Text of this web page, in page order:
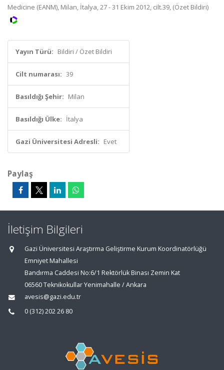
Medicine (EANM), Milan, İtalya, 27 - 31 Ekim 2012, cilt.39, (Özet Bildiri)
Yayın Türü: Bildiri / Özet Bildiri
Cilt numarası: 39
Basıldığı Şehir: Milan
Basıldığı Ülke: İtalya
Gazi Üniversitesi Adresli: Evet
Paylaş
İletişim Bilgileri
Gazi Üniversitesi Araştırma Geliştirme Kurum Koordinatörlüğü
Emniyet Mahallesi
Bandırma Caddesi No:6/1 Rektörlük Binası Zemin Kat
06560 Teknikokullar Yenimahalle / Ankara
avesis@gazi.edu.tr
0 (312) 202 26 80